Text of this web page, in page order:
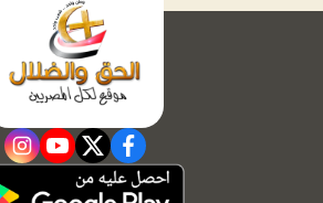
facebook
twitter
youtube